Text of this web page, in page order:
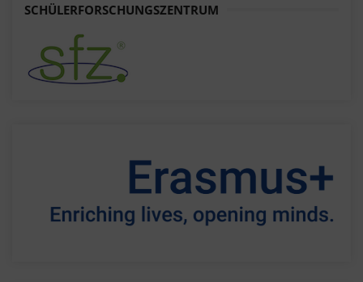
SCHÜLERFORSCHUNGSZENTRUM